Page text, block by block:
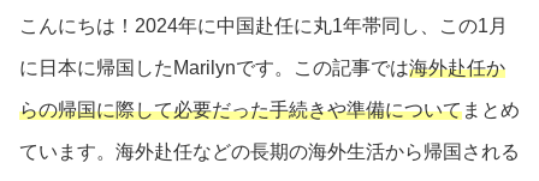
こんにちは！2024年に中国赴任に丸1年帯同し、この1月
に日本に帰国したMarilynです。この記事では海外赴任か
らの帰国に際して必要だった手続きや準備についてまとめ
ています。海外赴任などの長期の海外生活から帰国される